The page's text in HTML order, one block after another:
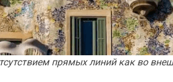
прямых линий как во